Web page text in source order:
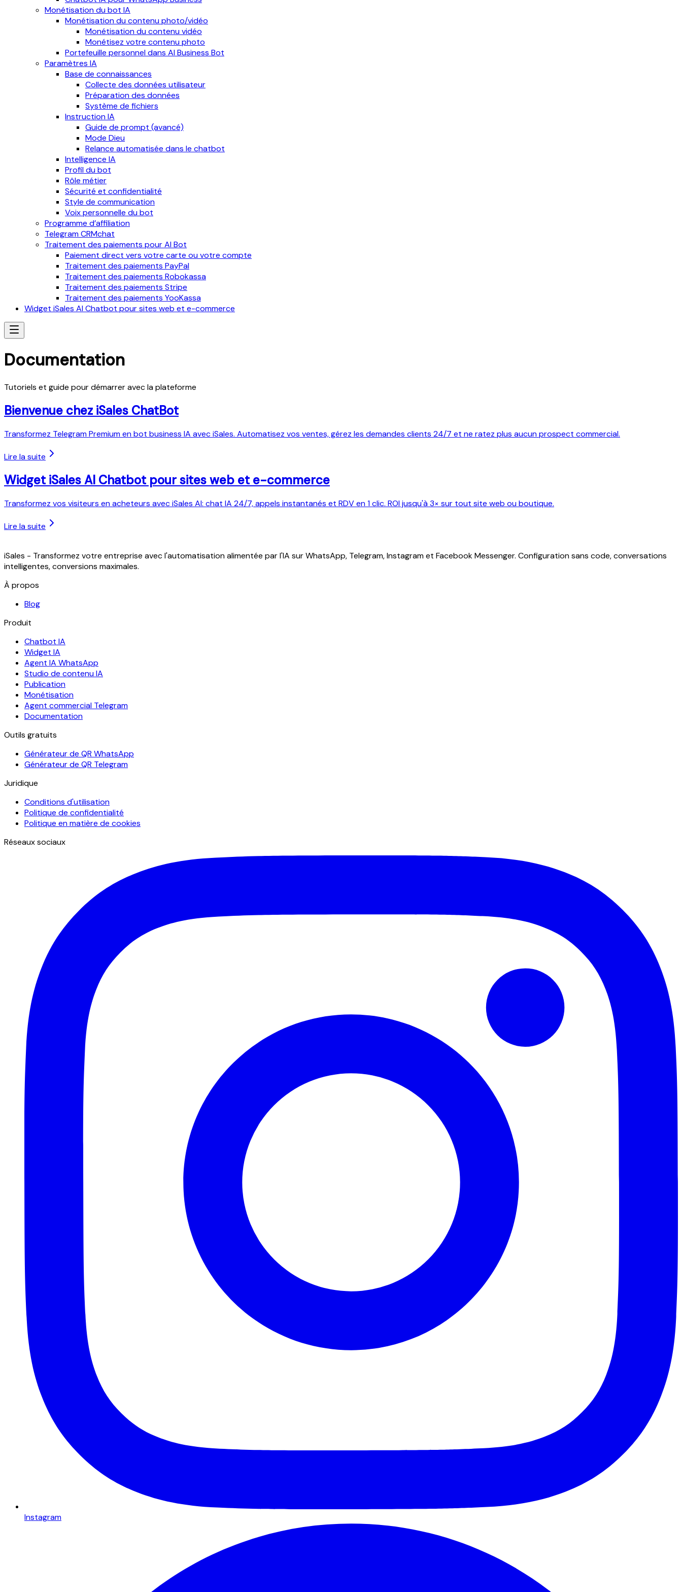
Monétisation du bot IA
Monétisation du contenu photo/vidéo
Monétisation du contenu vidéo
Monétisez votre contenu photo
Portefeuille personnel dans AI Business Bot
Paramètres IA
Base de connaissances
Collecte des données utilisateur
Préparation des données
Système de fichiers
Instruction IA
Guide de prompt (avancé)
Mode Dieu
Relance automatisée dans le chatbot
Intelligence IA
Profil du bot
Rôle métier
Sécurité et confidentialité
Style de communication
Voix personnelle du bot
Programme d’affiliation
Telegram CRMchat
Traitement des paiements pour AI Bot
Paiement direct vers votre carte ou votre compte
Traitement des paiements PayPal
Traitement des paiements Robokassa
Traitement des paiements Stripe
Traitement des paiements YooKassa
Widget iSales AI Chatbot pour sites web et e-commerce
Documentation
Tutoriels et guide pour démarrer avec la plateforme
Bienvenue chez iSales ChatBot
Transformez Telegram Premium en bot business IA avec iSales. Automatisez vos ventes, gérez les demandes clients 24/7 et ne ratez plus aucun prospect commercial.
Lire la suite
Widget iSales AI Chatbot pour sites web et e-commerce
Transformez vos visiteurs en acheteurs avec iSales AI: chat IA 24/7, appels instantanés et RDV en 1 clic. ROI jusqu'à 3× sur tout site web ou boutique.
Lire la suite
iSales - Transformez votre entreprise avec l'automatisation alimentée par l'IA sur WhatsApp, Telegram, Instagram et Facebook Messenger. Configuration sans code, conversations
intelligentes, conversions maximales.
À propos
Blog
Produit
Chatbot IA
Widget IA
Agent IA WhatsApp
Studio de contenu IA
Publication
Monétisation
Agent commercial Telegram
Documentation
Outils gratuits
Générateur de QR WhatsApp
Générateur de QR Telegram
Juridique
Conditions d'utilisation
Politique de confidentialité
Politique en matière de cookies
Réseaux sociaux
Instagram